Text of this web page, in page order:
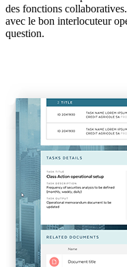
des fonctions
avec le bon interlocuteur
question.